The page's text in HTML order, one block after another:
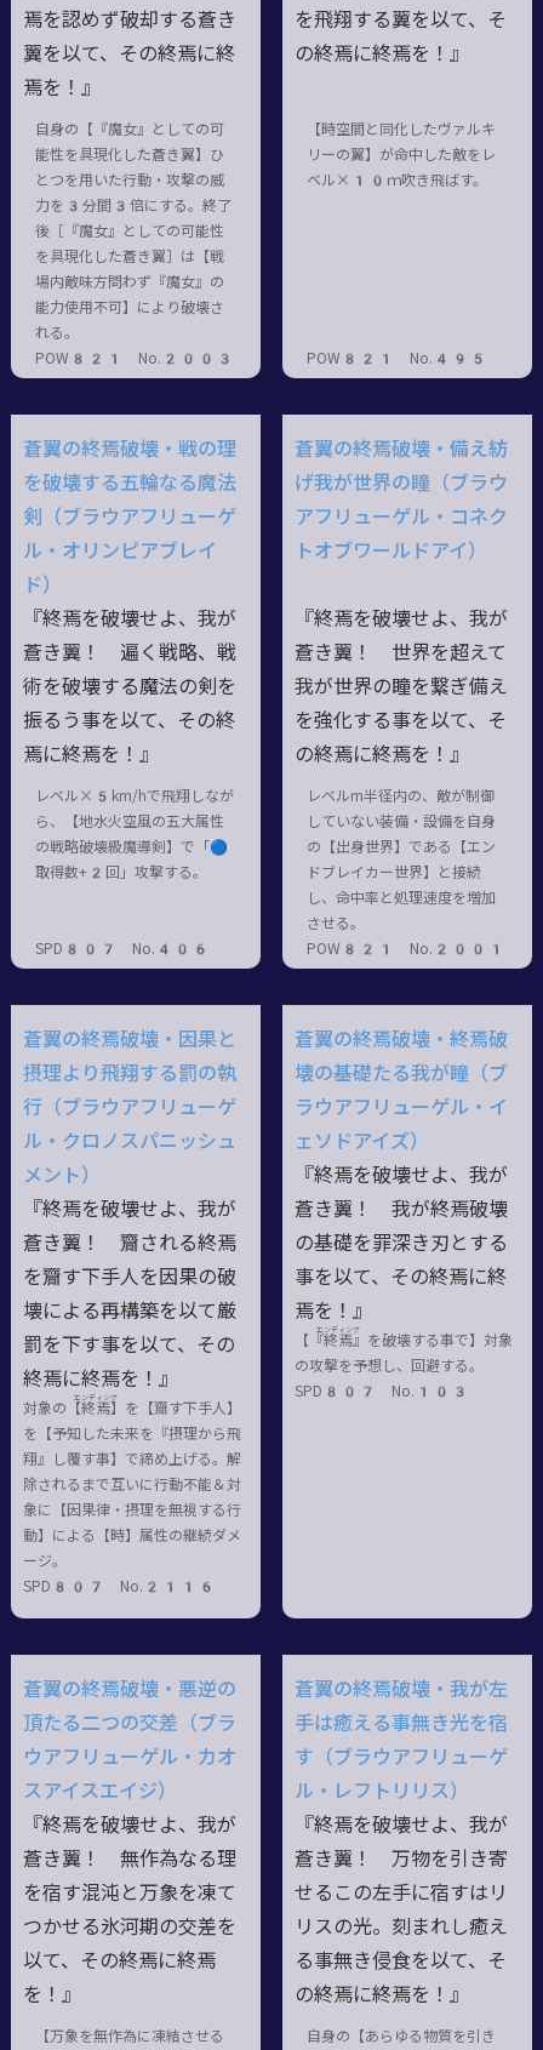
焉を認めず破却する蒼き
翼を以て、その終焉に終
焉を！』
自身の【『魔女』としての可
能性を具現化した蒼き翼】ひ
とつを用いた行動・攻撃の威
力を3分間3倍にする。終了
後［『魔女』としての可能性
を具現化した蒼き翼］は【戦
場内敵味方問わず『魔女』の
能力使用不可】により破壊さ
れる。
POW821 No.2003
を飛翔する翼を以て、そ
の終焉に終焉を！』
【時空間と同化したヴァルキ
リーの翼】が命中した敵をレ
ベル×10ｍ吹き飛ばす。
POW821 No.495
蒼翼の終焉破壊・戦の理
を破壊する五輪なる魔法
剣（ブラウアフリューゲ
ル・オリンピアブレイ
ド）
『終焉を破壊せよ、我が
蒼き翼！ 遍く戦略、戦
術を破壊する魔法の剣を
振るう事を以て、その終
焉に終焉を！』
レベル×5km/hで飛翔しなが
ら、【地水火空風の五大属性
の戦略破壊級魔導剣】で「🔵
取得数+2回」攻撃する。
SPD807 No.406
蒼翼の終焉破壊・備え紡
げ我が世界の瞳（ブラウ
アフリューゲル・コネク
トオブワールドアイ）
『終焉を破壊せよ、我が
蒼き翼！ 世界を超えて
我が世界の瞳を繋ぎ備え
を強化する事を以て、そ
の終焉に終焉を！』
レベルm半径内の、敵が制御
していない装備・設備を自身
の【出身世界】である【エン
ドブレイカー世界】と接続
し、命中率と処理速度を増加
させる。
POW821 No.2001
蒼翼の終焉破壊・因果と
摂理より飛翔する罰の執
行（ブラウアフリューゲ
ル・クロノスパニッシュ
メント）
『終焉を破壊せよ、我が
蒼き翼！ 齎される終焉
を齎す下手人を因果の破
壊による再構築を以て厳
罰を下す事を以て、その
終焉に終焉を！』
対象の【終
エンディング
焉】を【齎す下手人】
を【予知した未来を『摂理から飛
翔』し覆す事】で締め上げる。解
除されるまで互いに行動不能＆対
象に【因果律・摂理を無視する行
動】による【時】属性の継続ダメ
ージ。
SPD807 No.2116
蒼翼の終焉破壊・終焉破
壊の基礎たる我が瞳（ブ
ラウアフリューゲル・イ
ェソドアイズ）
『終焉を破壊せよ、我が
蒼き翼！ 我が終焉破壊
の基礎を罪深き刃とする
事を以て、その終焉に終
焉を！』
【『終
エンディング
焉』を破壊する事で】対象
の攻撃を予想し、回避する。
SPD807 No.103
蒼翼の終焉破壊・悪逆の
頂たる二つの交差（ブラ
ウアフリューゲル・カオ
スアイスエイジ）
『終焉を破壊せよ、我が
蒼き翼！ 無作為なる理
を宿す混沌と万象を凍て
つかせる氷河期の交差を
以て、その終焉に終焉
を！』
【万象を無作為に凍結させる
蒼翼の終焉破壊・我が左
手は癒える事無き光を宿
す（ブラウアフリューゲ
ル・レフトリリス）
『終焉を破壊せよ、我が
蒼き翼！ 万物を引き寄
せるこの左手に宿すはリ
リスの光。刻まれし癒え
る事無き侵食を以て、そ
の終焉に終焉を！』
自身の【あらゆる物質を引き